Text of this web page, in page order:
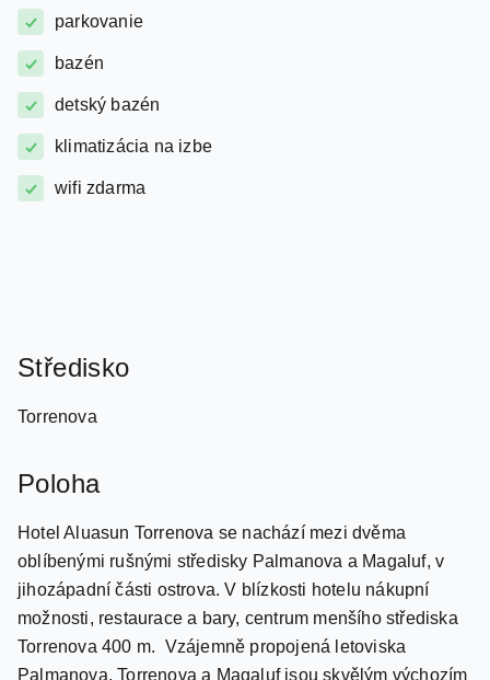
parkovanie
bazén
detský bazén
klimatizácia na izbe
Středisko
Poloha
Hotel Aluasun Torrenova se nachází mezi dvěma
oblíbenými rušnými středisky Palmanova a Magaluf, v
jihozápadní části ostrova. V blízkosti hotelu nákupní
možnosti, restaurace a bary, centrum menšího střediska